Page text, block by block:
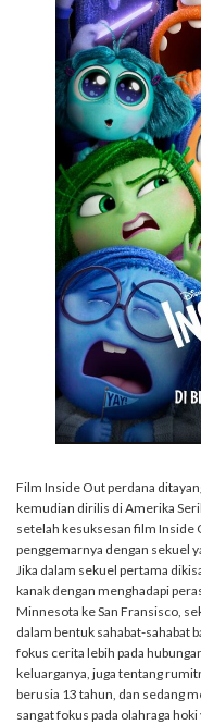
Film Inside Out perdana
kemudian dirilis di Amerika
setelah kesuksesan film Inside
penggemarnya dengan sekuel
Jika dalam sekuel pertama
kanak dengan menghadapi
Minnesota ke San Fransisco,
dalam bentuk sahabat-sahabat
fokus cerita lebih pada
keluarganya, juga tentang
berusia 13 tahun, dan sedang
sangat fokus pada olahraga